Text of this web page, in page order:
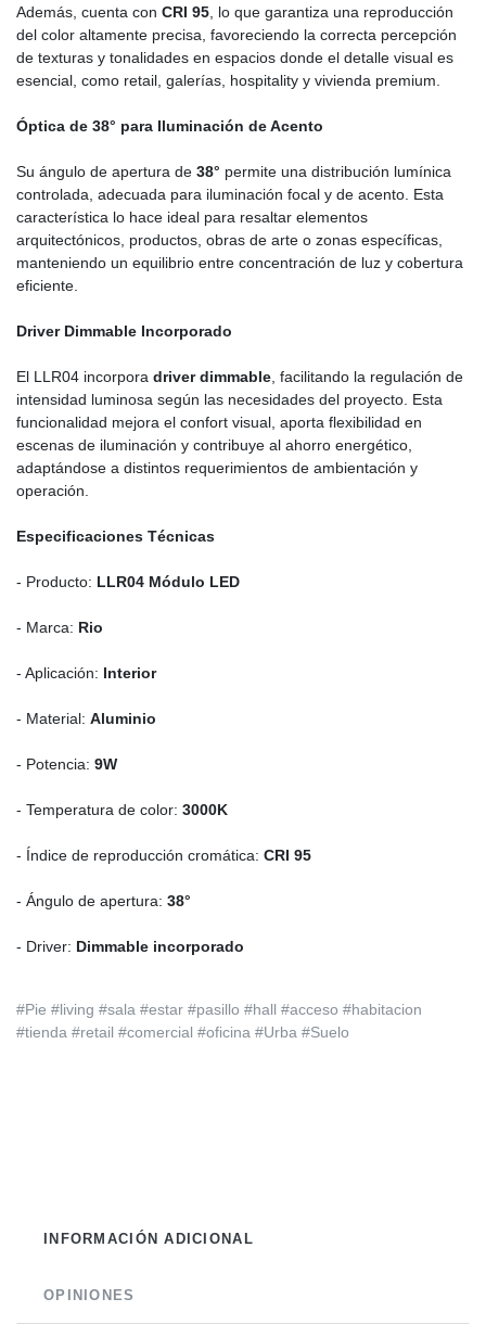
Además, cuenta con CRI 95 , lo que garantiza una reproducción
del color altamente precisa, favoreciendo la correcta percepción
de texturas y tonalidades en espacios donde el detalle visual es
esencial, como retail, galerías, hospitality y vivienda premium.
Óptica de 38° para Iluminación de Acento
Su ángulo de apertura de 38° permite una distribución lumínica
controlada, adecuada para iluminación focal y de acento. Esta
característica lo hace ideal para resaltar elementos
arquitectónicos, productos, obras de arte o zonas específicas,
manteniendo un equilibrio entre concentración de luz y cobertura
eficiente.
Driver Dimmable Incorporado
El LLR04 incorpora driver dimmable , facilitando la regulación de
intensidad luminosa según las necesidades del proyecto. Esta
funcionalidad mejora el confort visual, aporta flexibilidad en
escenas de iluminación y contribuye al ahorro energético,
adaptándose a distintos requerimientos de ambientación y
operación.
Especificaciones Técnicas
- Producto: LLR04 Módulo LED
- Marca: Rio
- Aplicación: Interior
- Material: Aluminio
- Potencia: 9W
- Temperatura de color: 3000K
- Índice de reproducción cromática: CRI 95
- Ángulo de apertura: 38°
- Driver: Dimmable incorporado
#Pie #living #sala #estar #pasillo #hall #acceso #habitacion
#tienda #retail #comercial #oficina #Urba #Suelo
INFORMACIÓN ADICIONAL
OPINIONES